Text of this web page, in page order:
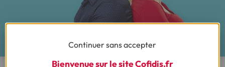
Continuer sans accepter
Bienvenue sur le site Cofidis.fr